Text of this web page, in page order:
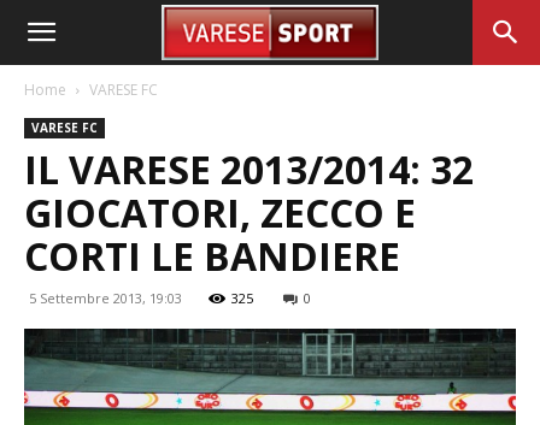
Home VARESE FC
VARESE FC
IL VARESE 2013/2014: 32
GIOCATORI, ZECCO E
CORTI LE BANDIERE
5 Settembre 2013, 19:03 325 0